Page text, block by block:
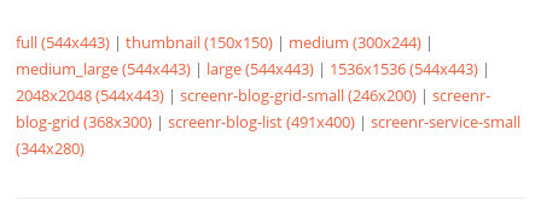
full (544x443) |thumbnail (150x150) | medium (300x244) |
medium_large (544x443) | large (544x443) | 1536x1536 (544x443) |
2048x2048 (544x443) |screenr-blog-grid-small (246x200) |screenr-
blog-grid (368x300) |screenr-blog-list (491x400) |screenr-service-small
(344x280)